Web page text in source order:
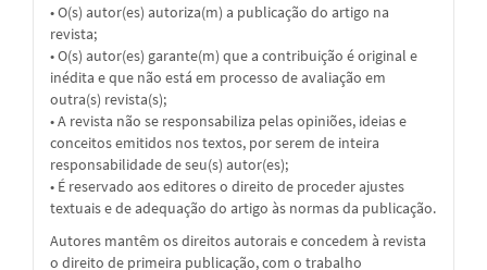
• O(s) autor(es) autoriza(m) a publicação do artigo na
revista;
• O(s) autor(es) garante(m) que a contribuição é original e
inédita e que não está em processo de avaliação em
outra(s) revista(s);
• A revista não se responsabiliza pelas opiniões, ideias e
conceitos emitidos nos textos, por serem de inteira
responsabilidade de seu(s) autor(es);
• É reservado aos editores o direito de proceder ajustes
textuais e de adequação do artigo às normas da publicação.
Autores mantêm os direitos autorais e concedem à revista
o direito de primeira publicação, com o trabalho